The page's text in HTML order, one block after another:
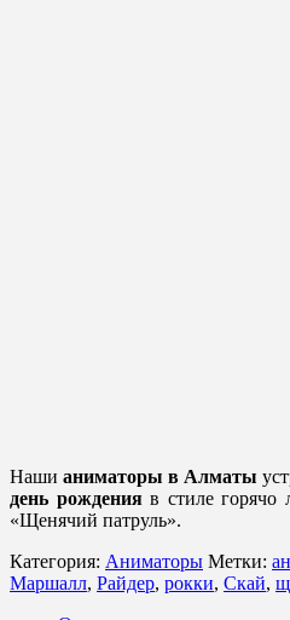
Наши аниматоры в Алматы
день рождения в стиле горячо
«Щенячий патруль».
Категория: Аниматоры Метки:
Маршалл, Райдер, рокки, Скай,